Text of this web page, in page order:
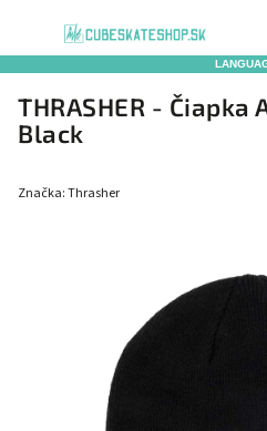
THRASHER -
Black
Značka:Thrasher